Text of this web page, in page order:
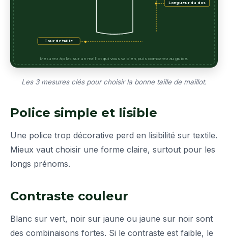
Tour de taille
Longueur du dos
Mesurez à plat, sur un maillot qui vous va bien, puis comparez au guide.
Les 3 mesures clés pour choisir la bonne taille de maillot.
Police simple et lisible
Une police trop décorative perd en lisibilité sur textile.
Mieux vaut choisir une forme claire, surtout pour les
longs prénoms.
Contraste couleur
Blanc sur vert, noir sur jaune ou jaune sur noir sont
des combinaisons fortes. Si le contraste est faible, le